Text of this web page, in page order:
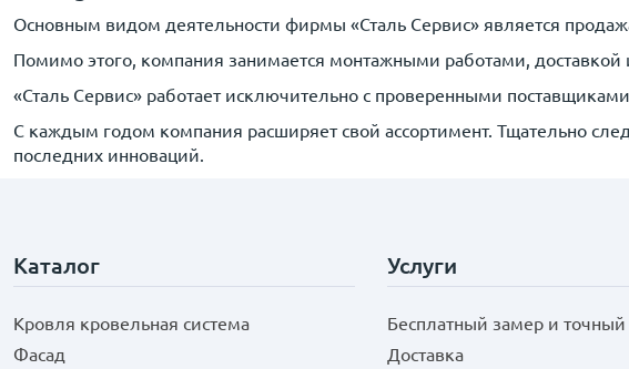
Основным видом деятельности фирмы «Сталь Сервис» является
Помимо этого, компания занимается монтажными работами, доставкой
«Сталь Сервис» работает исключительно с проверенными
С каждым годом компания расширяет свой ассортимент. Тщательно
последних инноваций.
Каталог
Кровля кровельная система
Фасад
Услуги
Бесплатный замер и точный
Доставка